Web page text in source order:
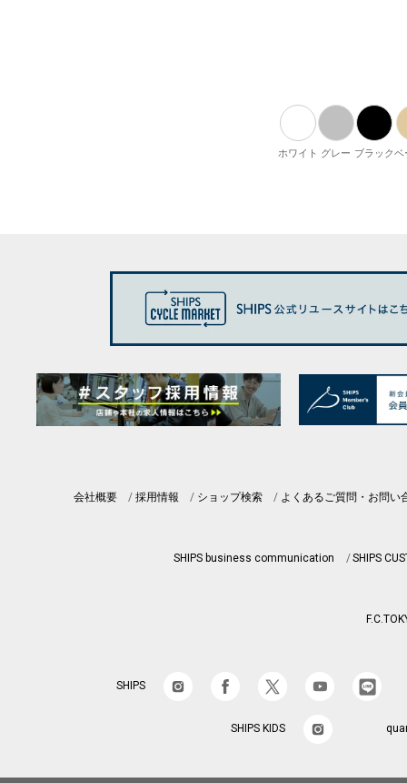
ホワイト グレー ブラックベ
会社概要 採用情報 ショップ検索 よくあるご質問・お問い
SHIPS business communication SHIPS
SHIPS
SHIPS KIDS